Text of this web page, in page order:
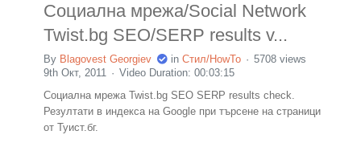
Социална мрежа/Social Network
Twist.bg SEO/SERP results v...
By Blagovest Georgiev in Стил/HowTo
5708 views
9th Окт, 2011
Video Duration: 00:03:15
Социална мрежа Twist.bg SEO SERP results check.
Резултати в индекса на Google при търсене на страници
от Туист.бг.